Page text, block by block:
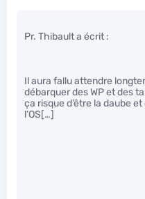
Pr. Thibault a écrit :
Il aura fallu attendre
débarquer des WP et des
ça risque d’être la daube
l’OS[…]